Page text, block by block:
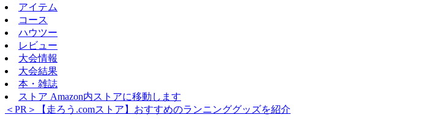
アイテム
コース
ハウツー
レビュー
大会情報
大会結果
本・雑誌
ストア Amazon内ストアに移動します
＜PR＞【走ろう.comストア】おすすめのランニンググッズを紹介